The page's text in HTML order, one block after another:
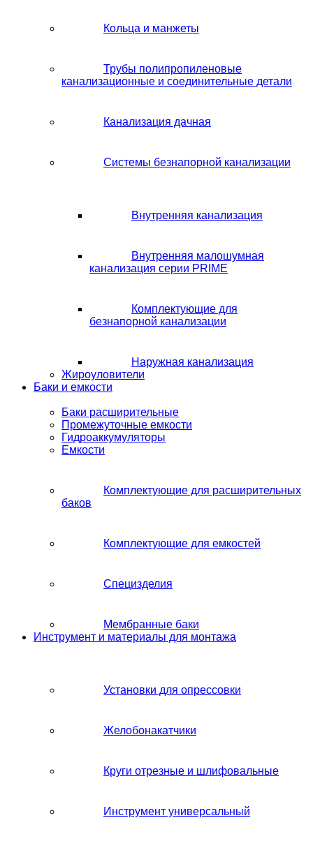
Кольца и манжеты
Трубы полипропиленовые
канализационные и соединительные детали
Канализация дачная
Системы безнапорной канализации
Внутренняя канализация
Внутренняя малошумная
канализация серии PRIME
Комплектующие для
безнапорной канализации
Наружная канализация
Жироуловители
Баки и емкости
Баки расширительные
Промежуточные емкости
Гидроаккумуляторы
Емкости
Комплектующие для расширительных
баков
Комплектующие для емкостей
Специзделия
Мембранные баки
Инструмент и материалы для монтажа
Установки для опрессовки
Желобонакатчики
Круги отрезные и шлифовальные
Инструмент универсальный